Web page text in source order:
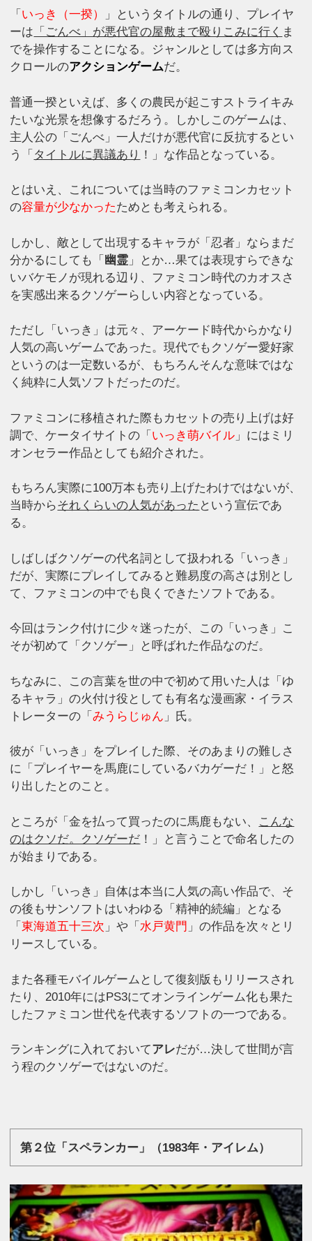
「 いっき（一揆）
」というタイトルの通り、プレイヤ
ーは 「ごんべ」が悪代官の屋敷まで殴りこみに行く ま
でを操作することになる。ジャンルとしては多方向ス
クロールのアクションゲームだ。
普通一揆といえば、多くの農民が起こすストライキみ
たいな光景を想像するだろう。しかしこのゲームは、
主人公の「ごんべ」一人だけが悪代官に反抗するとい
う「 タイトルに異議あり ！」な作品となっている。
とはいえ、これについては当時のファミコンカセット
の容量が少なかったためとも考えられる。
しかし、敵として出現するキャラが「忍者」ならまだ
分かるにしても「 幽霊 」とか…果ては表現すらできな
いバケモノが現れる辺り、ファミコン時代のカオスさ
を実感出来るクソゲーらしい内容となっている。
ただし「いっき」は元々、アーケード時代からかなり
人気の高いゲームであった。現代でもクソゲー愛好家
というのは一定数いるが、もちろんそんな意味ではな
く純粋に人気ソフトだったのだ。
ファミコンに移植された際もカセットの売り上げは好
調で、ケータイサイトの「 いっき萌バイル 」にはミリ
オンセラー作品としても紹介された。
もちろん実際に100万本も売り上げたわけではないが、
当時からそれくらいの人気があった という宣伝であ
る。
しばしばクソゲーの代名詞として扱われる「いっき」
だが、実際にプレイしてみると難易度の高さは別とし
て、ファミコンの中でも良くできたソフトである。
今回はランク付けに少々迷ったが、この「いっき」こ
そが初めて「クソゲー」と呼ばれた作品なのだ。
ちなみに、この言葉を世の中で初めて用いた人は「ゆ
るキャラ」の火付け役としても有名な漫画家・イラス
トレーターの「みうらじゅん 」氏。
彼が「いっき」をプレイした際、そのあまりの難しさ
に「プレイヤーを馬鹿にしているバカゲーだ！」と怒
り出したとのこと。
ところが「金を払って買ったのに馬鹿もない、 こんな
のはクソだ。クソゲーだ ！」と言うことで命名したの
が始まりである。
しかし「いっき」自体は本当に人気の高い作品で、そ
の後もサンソフトはいわゆる「精神的続編」となる
「東海道五十三次 」や「水戸黄門 」の作品を次々とリ
リースしている。
また各種モバイルゲームとして復刻版もリリースされ
たり、2010年にはPS3にてオンラインゲーム化も果た
したファミコン世代を代表するソフトの一つである。
ランキングに入れておいてアレだが…決して世間が言
う程のクソゲーではないのだ。
第２位「スペランカー」（1983年・アイレム）